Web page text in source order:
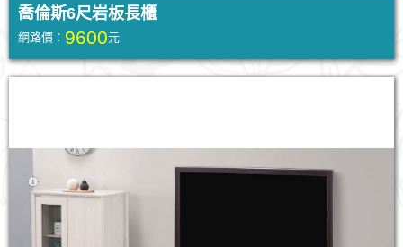
喬倫斯6尺岩板長櫃
網路價： 9600元